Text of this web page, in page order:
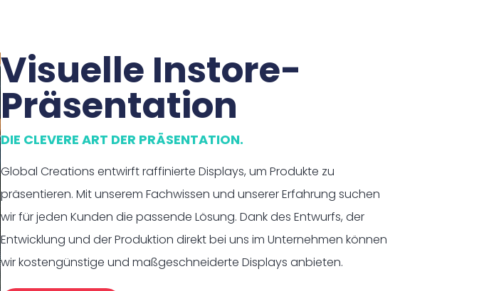
Visuelle Instore-
Präsentation
DIE CLEVERE ART DER PRÄSENTATION.
Global Creations entwirft raffinierte Displays, um Produkte zu
präsentieren. Mit unserem Fachwissen und unserer Erfahrung suchen
wir für jeden Kunden die passende Lösung. Dank des Entwurfs, der
Entwicklung und der Produktion direkt bei uns im Unternehmen können
wir kostengünstige und maßgeschneiderte Displays anbieten.